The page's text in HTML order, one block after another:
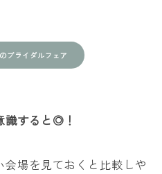
ブライダルフェア
識すると◎！
場を見ておくと比較しや